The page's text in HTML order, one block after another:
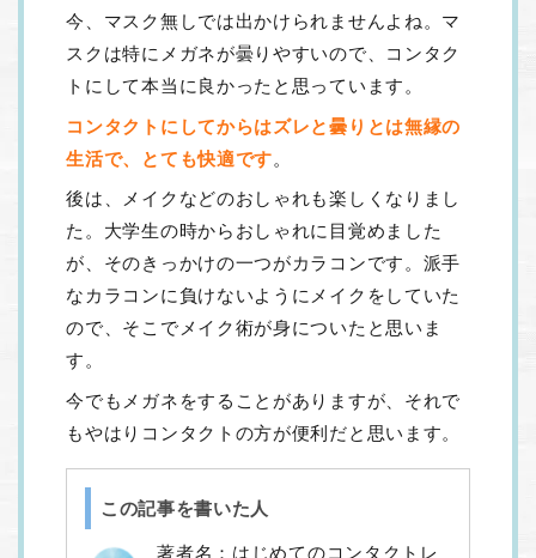
今、マスク無しでは出かけられませんよね。マ
スクは特にメガネが曇りやすいので、コンタク
トにして本当に良かったと思っています。
コンタクトにしてからはズレと曇りとは無縁の
生活で、とても快適です。
後は、メイクなどのおしゃれも楽しくなりまし
た。大学生の時からおしゃれに目覚めました
が、そのきっかけの一つがカラコンです。派手
なカラコンに負けないようにメイクをしていた
ので、そこでメイク術が身についたと思いま
す。
今でもメガネをすることがありますが、それで
もやはりコンタクトの方が便利だと思います。
この記事を書いた人
著者名：はじめてのコンタクトレ